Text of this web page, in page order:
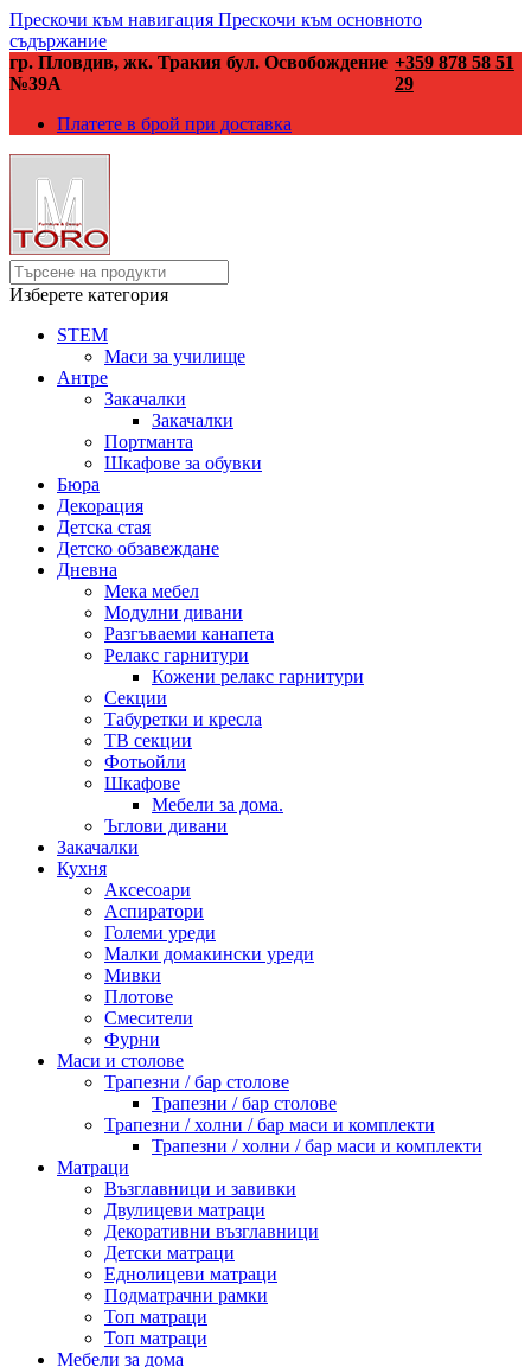
Прескочи към навигация Прескочи към основното
съдържание
гр. Пловдив, жк. Тракия бул. Освобождение
№39А
+359 878 58 51
29
Платете в брой при доставка
Изберете категория
STEM
Маси за училище
Антре
Закачалки
Закачалки
Портманта
Шкафове за обувки
Бюра
Декорация
Детска стая
Детско обзавеждане
Дневна
Мека мебел
Модулни дивани
Разгъваеми канапета
Релакс гарнитури
Кожени релакс гарнитури
Секции
Табуретки и кресла
ТВ секции
Фотьойли
Шкафове
Мебели за дома.
Ъглови дивани
Закачалки
Кухня
Аксесоари
Аспиратори
Големи уреди
Малки домакински уреди
Мивки
Плотове
Смесители
Фурни
Маси и столове
Трапезни / бар столове
Трапезни / бар столове
Трапезни / холни / бар маси и комплекти
Трапезни / холни / бар маси и комплекти
Матраци
Възглавници и завивки
Двулицеви матраци
Декоративни възглавници
Детски матраци
Еднолицеви матраци
Подматрачни рамки
Топ матраци
Топ матраци
Мебели за дома